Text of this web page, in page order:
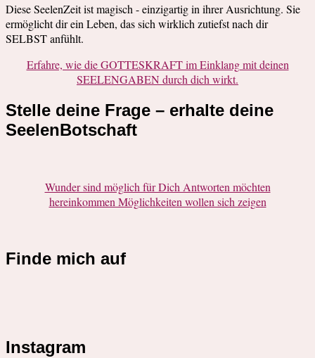
Diese SeelenZeit ist magisch - einzigartig in ihrer Ausrichtung. Sie
ermöglicht dir ein Leben, das sich wirklich zutiefst nach dir
SELBST anfühlt.
Erfahre, wie die GOTTESKRAFT im Einklang mit deinen
SEELENGABEN durch dich wirkt.
Stelle deine Frage – erhalte deine
SeelenBotschaft
Wunder sind möglich für Dich Antworten möchten
hereinkommen Möglichkeiten wollen sich zeigen
Finde mich auf
Instagram